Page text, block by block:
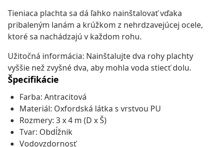
Tieniaca plachta sa dá ľahko nainštalovať vďaka
pribaleným lanám a krúžkom z nehrdzavejúcej ocele,
ktoré sa nachádzajú v každom rohu.
Užitočná informácia: Nainštalujte dva rohy plachty
vyššie než zvyšné dva, aby mohla voda stiecť dolu.
Špecifikácie
Farba: Antracitová
Materiál: Oxfordská látka s vrstvou PU
Rozmery: 3 x 4 m (D x Š)
Tvar: Obdĺžnik
Vodovzdornosť